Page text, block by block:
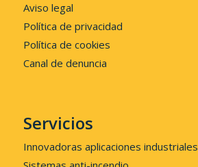
Aviso legal
Política de privacidad
Política de cookies
Canal de denuncia
Servicios
Innovadoras aplicaciones industriales